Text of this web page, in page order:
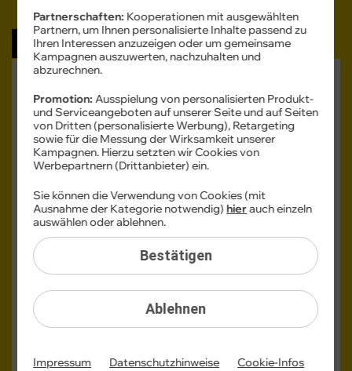
Alle Filter
Bis zu 240 € sparen
Apple
iPhone 17 Pro Max(Refurbished)
49,99 €
Einmaliger Gerätepreisab: 1,– €
Partnerschaften: Kooperationen mit ausgewählten
Partnern, um Ihnen personalisierte Inhalte passend zu
Ihren Interessen anzuzeigen oder um gemeinsame
Kampagnen auszuwerten, nachzuhalten und
abzurechnen.
Promotion:Ausspielung von personalisierten Produkt-
und Serviceangeboten auf unserer Seite und auf Seiten
von Dritten (personalisierte Werbung), Retargeting
sowie für die Messung der Wirksamkeit unserer
Kampagnen. Hierzu setzten wir Cookies von
Werbepartnern (Drittanbieter) ein.
Ablehnen
Sie können die Verwendung von Cookies (mit
Ausnahme der Kategorie notwendig)hierauch einzeln
auswählen oder ablehnen.
Bestätigen
Impressum Datenschutzhinweise Cookie-Infos